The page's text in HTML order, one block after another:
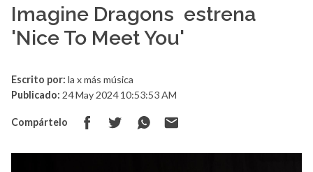
Imagine Dragons estrena
'Nice To Meet You'
Escrito por: la x más música
Publicado: 24 May 2024 10:53:53 AM
Compártelo